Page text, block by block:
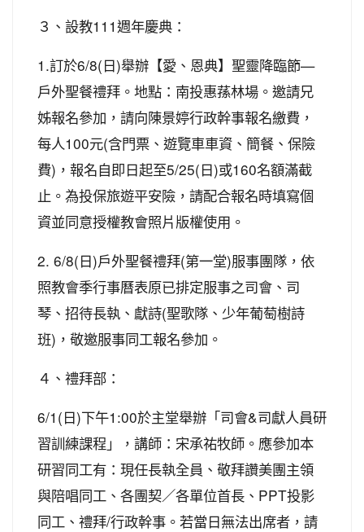
３、設教111週年慶典：
1.訂於6/8(日)舉辦【愛、恩典】聖靈降臨節—
戶外聖餐禮拜。地點：南投惠蓀林場。邀請兄
姊報名參加，請向陳景婷行政幹事報名繳費，
每人100元(含門票、遊覽車車資、簡餐、保險
費)，報名自即日起至5/25(日)或160名額滿截
止。為投保旅遊平安險，請配合報名時填寫個
資並同意授權教會照片版權使用。
2. 6/8(日)戶外聖餐禮拜(第一堂)服事團隊，依
照教會季行事曆表原已排定服事之司會、司
琴、招待長執、獻詩(聖歌隊、少年葡萄樹詩
班)，敬邀服事同工報名參加。
４、禮拜部：
6/1(日)下午1:00於主堂舉辦「司會&司獻人員研
習訓練課程」，講師：宋承祐牧師。應參加本
研習同工有：現任長執全員、敬拜讚美團主領
與陪唱同工、各團契／各單位首長、PPT投影
同工、禮拜/行政幹事。若當日無法出席者，請